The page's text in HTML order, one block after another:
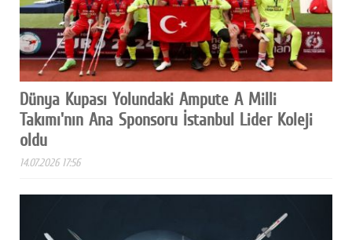
Dünya Kupası Yolundaki Ampute A Milli
Takımı'nın Ana Sponsoru İstanbul Lider Koleji
oldu
14.07.2026 17:56